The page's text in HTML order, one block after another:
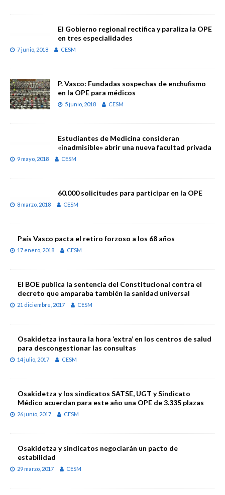
El Gobierno regional rectifica y paraliza la OPE
en tres especialidades
7 junio, 2018 CESM
P. Vasco: Fundadas sospechas de enchufismo
en la OPE para médicos
5 junio, 2018 CESM
Estudiantes de Medicina consideran
«inadmisible» abrir una nueva facultad privada
9 mayo, 2018 CESM
60.000 solicitudes para participar en la OPE
8 marzo, 2018 CESM
País Vasco pacta el retiro forzoso a los 68 años
17 enero, 2018 CESM
El BOE publica la sentencia del Constitucional contra el
decreto que amparaba también la sanidad universal
21 diciembre, 2017 CESM
Osakidetza instaura la hora ‘extra’ en los centros de salud
para descongestionar las consultas
14 julio, 2017 CESM
Osakidetza y los sindicatos SATSE, UGT y Sindicato
Médico acuerdan para este año una OPE de 3.335 plazas
26 junio, 2017 CESM
Osakidetza y sindicatos negociarán un pacto de
estabilidad
29 marzo, 2017 CESM